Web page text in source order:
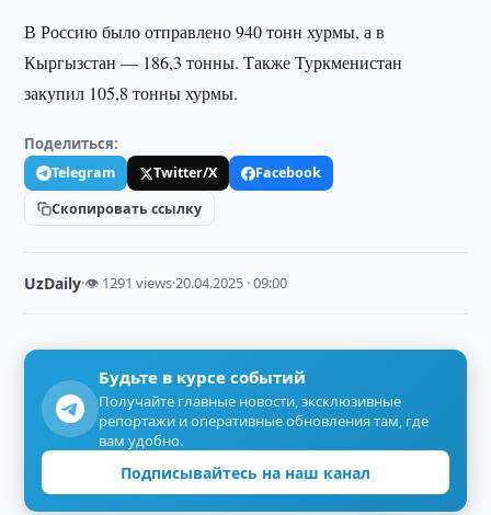
В Россию было отправлено 940 тонн хурмы, а в
Кыргызстан — 186,3 тонны. Также Туркменистан
закупил 105,8 тонны хурмы.
Поделиться:
Telegram Twitter/X
Facebook
Скопировать ссылку
UzDaily·👁 1291 views·20.04.2025 · 09:00
Будьте в курсе событий
Получайте главные новости, эксклюзивные
репортажи и оперативные обновления там, где
вам удобно.
Подписывайтесь на наш канал